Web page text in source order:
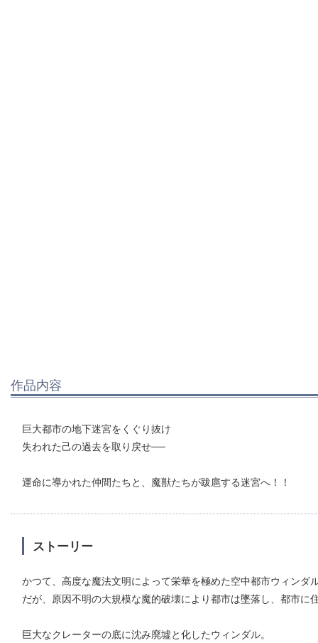
作品内容
巨大都市の地下迷宮をくぐり抜け
失われた己の過去を取り戻せ──
運命に導かれた仲間たちと、魔獣たちが跋扈する迷宮へ！！
ストーリー
かつて、高度な魔法文明によって栄華を極めた空中都市ウィンダ
だが、原因不明の大規模な魔的破壊により都市は墜落し、都市に
巨大なクレーターの底に沈み廃墟と化したウィンダル。